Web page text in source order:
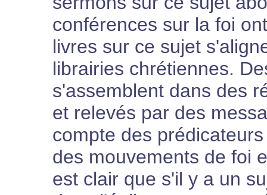
conférences sur la foi
livres sur ce sujet
librairies chrétiennes.
s'assemblent dans des
et relevés par des
compte des
des mouvements de foi
est clair que s'il y a un